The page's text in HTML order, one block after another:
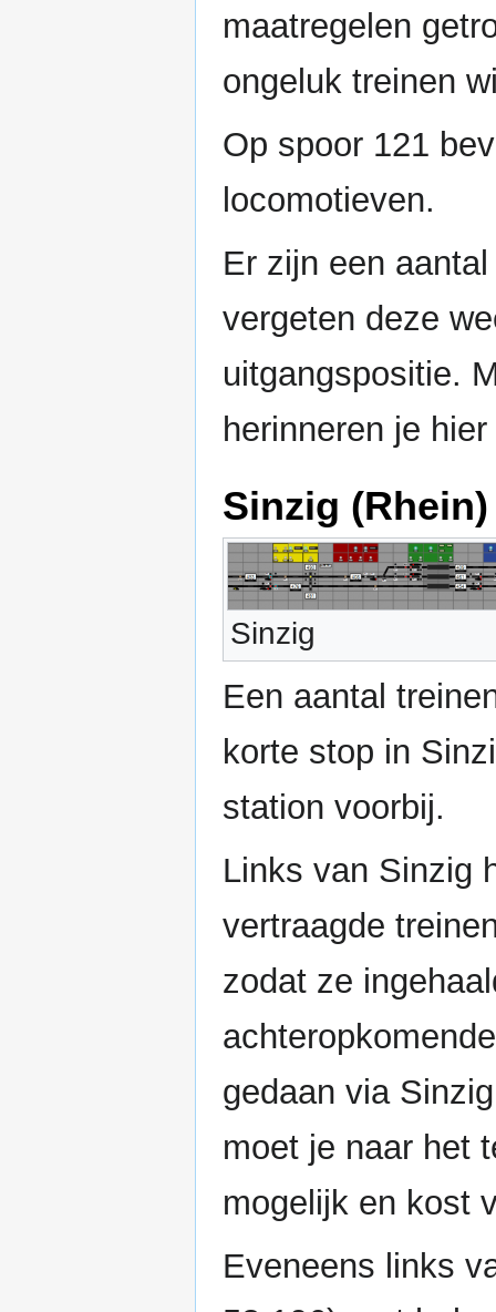
maatregelen
ongeluk treinen
Op spoor 121
locomotieven.
Er zijn een
vergeten deze
uitgangspositie.
herinneren je
Sinzig (Rhein)
Sinzig
Een aantal
korte stop in
station voorbij.
Links van Sinzig
vertraagde
zodat ze
gedaan via
moet je naar het
mogelijk en kost
Eveneens links